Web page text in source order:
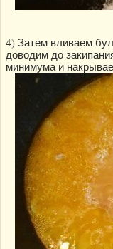
4) Затем вливаем
доводим до
минимума и